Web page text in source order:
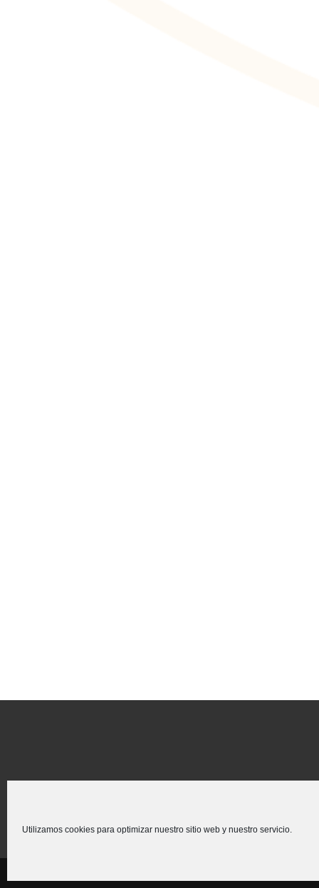
Utilizamos cookies para optimizar nuestro sitio web y nuestro servicio.